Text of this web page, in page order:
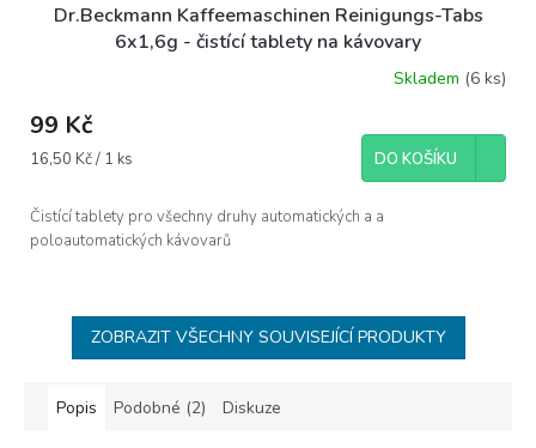
Dr.Beckmann Kaffeemaschinen Reinigungs-Tabs
6x1,6g - čistící tablety na kávovary
Skladem (6 ks)
99 Kč
Měrná
16,50 Kč / 1 ks DO KOŠÍKU
Čistící tablety pro všechny druhy automatických a a
poloautomatických kávovarů
ZOBRAZIT VŠECHNY SOUVISEJÍCÍ PRODUKTY
Popis Podobné (2) Diskuze